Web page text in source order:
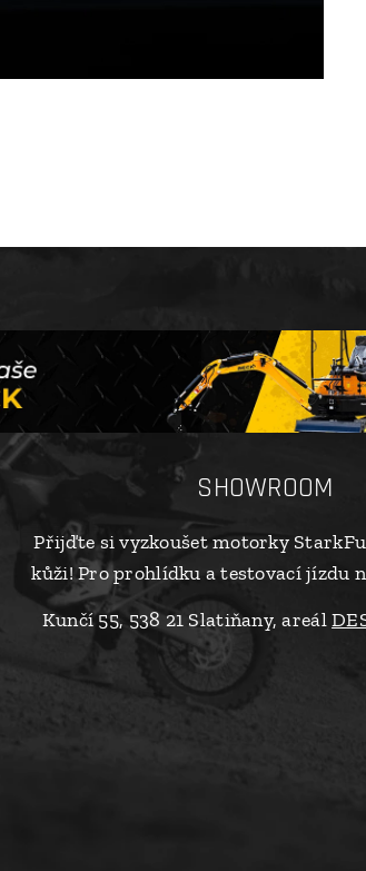
SHOWROOM
Přijďte si vyzkoušet motorky
kůži! Pro prohlídku a testovací jízdu
Kunčí 55, 538 21 Slatiňany, areál